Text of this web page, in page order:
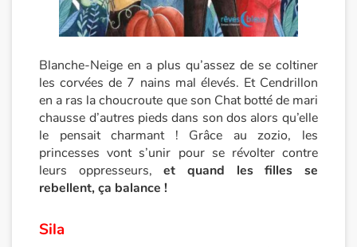
Contraste +
Aide
Accueil
Famille
Écoles
Médiathèques
Blanche-Neige en a plus qu’assez de se coltiner
les corvées de 7 nains mal élevés. Et Cendrillon
en a ras la choucroute que son Chat botté de mari
chausse d’autres pieds dans son dos alors qu’elle
le pensait charmant ! Grâce au zozio, les
princesses vont s’unir pour se révolter contre
leurs oppresseurs,et quand les filles se
rebellent, ça balance !
Sila